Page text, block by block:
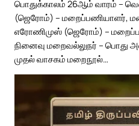
பொதுக்காலம் 26ஆம் வாரம் –
(ஜெரோம்) – மறைப்பணியாளர்,
எரோணிமுஸ் (ஜெரோம்) –
நினைவு மறைவல்லுநர் – பொது
முதல் வாசகம் மறைநூல்…